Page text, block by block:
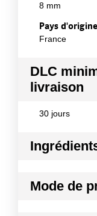
8 mm
Pays d'origine
France
DLC
livraison
30 jours
Haricots verts,
Mode de